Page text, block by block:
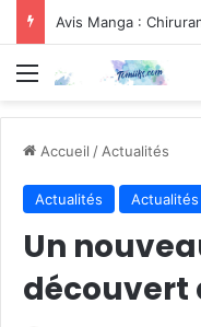
Avis Manga :
Menu
Accueil / Actualités
Actualités Actualités
Un
découvert